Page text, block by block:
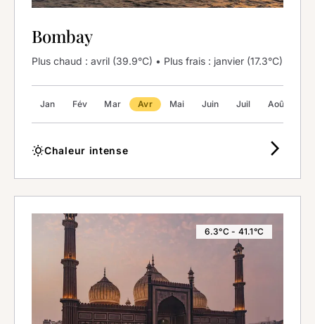
Bombay
Plus chaud : avril (39.9°C) • Plus frais : janvier (17.3°C)
Jan Fév Mar Avr Mai Juin Juil Août
wb_sunnyChaleur intense arrow_forward_ios
6.3°C - 41.1°C